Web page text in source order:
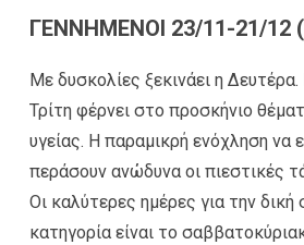
ΓΕΝΝΗΜΕΝΟΙ 23/11-21/12
Με δυσκολίες ξεκινάει η
Τρίτη φέρνει στο προσκήνιο
υγείας. Η παραμικρή ενόχληση να
περάσουν ανώδυνα οι πιεστικές
Οι καλύτερες ημέρες για την δική
κατηγορία είναι το